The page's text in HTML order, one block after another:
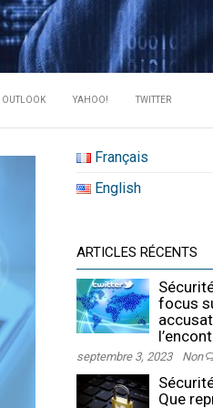
OUTLOOK YAHOO! TWITTER
Français
English
ARTICLES RÉCENTS
focus
septembre 3, 2023 Non
Que